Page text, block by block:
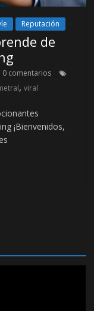
Reputación
de
0 comentarios
,viral
¡Bienvenidos,